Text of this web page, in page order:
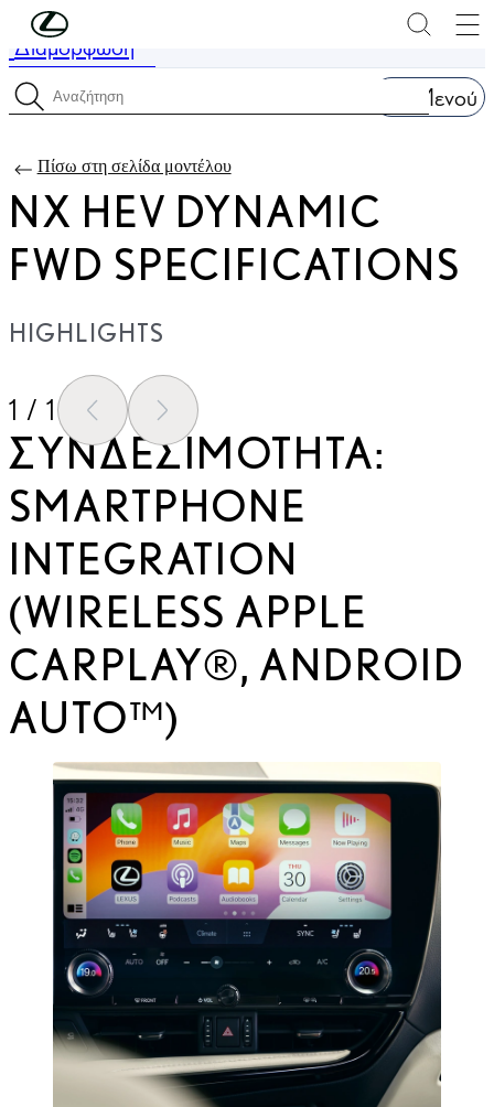
Συνέχεια στο κύριο περιεχόμενο
Η τιμή ενημερώθηκε Η τιμή της διαμόρφωσής σας είναι 63.300 €
Διαμόρφωση
Προδιαγραφές αναζήτησης
Μενού
Πίσω στη σελίδα μοντέλου
NX HEV DYNAMIC
FWD SPECIFICATIONS
HIGHLIGHTS
ΣΥΝΔΕΣΙΜΟΤΗΤΑ:
SMARTPHONE
INTEGRATION
(WIRELESS APPLE
CARPLAY®, ANDROID
AUTO™)
1 / 1 ΠΡΟΗΓΟΎΜΕΝΟ
ΕΠΌΜΕΝΟ